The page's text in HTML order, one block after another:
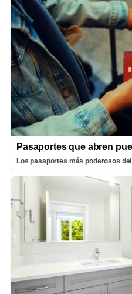
Pasaportes que abren
Los pasaportes más poderosos